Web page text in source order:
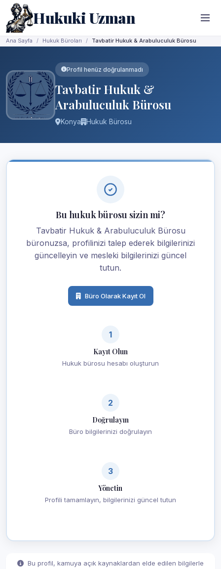
Hukuki Uzman
Ana Sayfa Hukuk Büroları Tavbatir Hukuk & Arabuluculuk Bürosu
Profil henüz doğrulanmadı
Tavbatir Hukuk &
Arabuluculuk Bürosu
Konya Hukuk Bürosu
Bu hukuk bürosu sizin mi?
Tavbatir Hukuk & Arabuluculuk Bürosu
büronuzsa, profilinizi talep ederek bilgilerinizi
güncelleyin ve mesleki bilgilerinizi güncel
tutun.
Büro Olarak Kayıt Ol
1
Kayıt Olun
Hukuk bürosu hesabı oluşturun
2
Doğrulayın
Büro bilgilerinizi doğrulayın
3
Yönetin
Profili tamamlayın, bilgilerinizi güncel tutun
Bu profil, kamuya açık kaynaklardan elde edilen bilgilerle